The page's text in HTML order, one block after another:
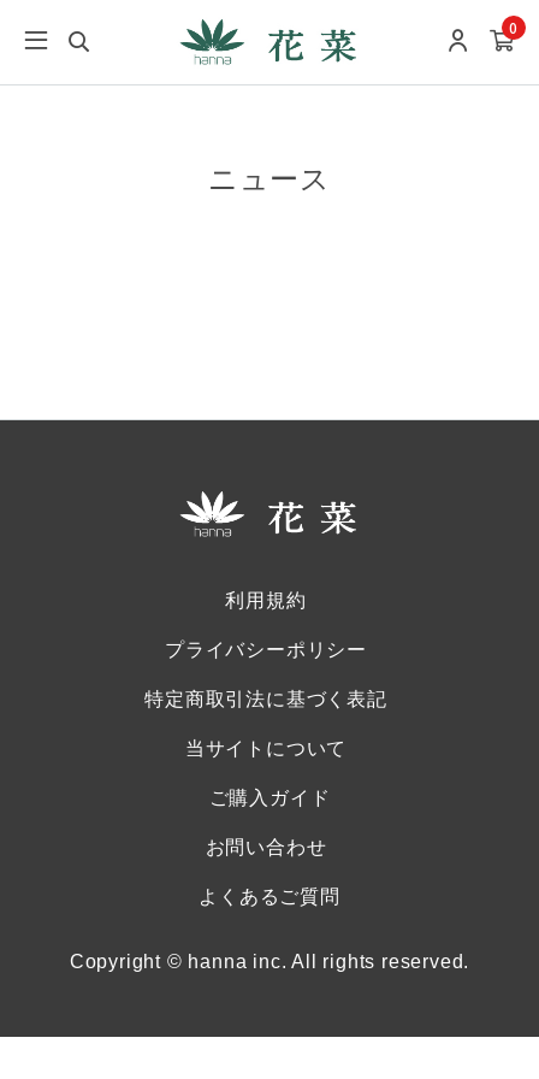
0
ニュース
利用規約
プライバシーポリシー
特定商取引法に基づく表記
当サイトについて
ご購入ガイド
お問い合わせ
よくあるご質問
Copyright © hanna inc. All rights reserved.